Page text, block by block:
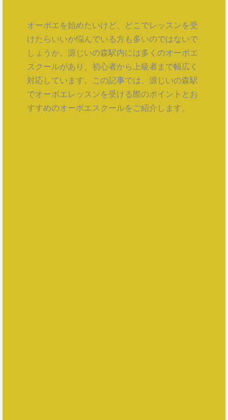
オーボエを始めたいけど、どこでレッスンを受
けたらいいか悩んでいる方も多いのではないで
しょうか。源じいの森駅内には多くのオーボエ
スクールがあり、初心者から上級者まで幅広く
対応しています。この記事では、源じいの森駅
でオーボエレッスンを受ける際のポイントとお
すすめのオーボエスクールをご紹介します。